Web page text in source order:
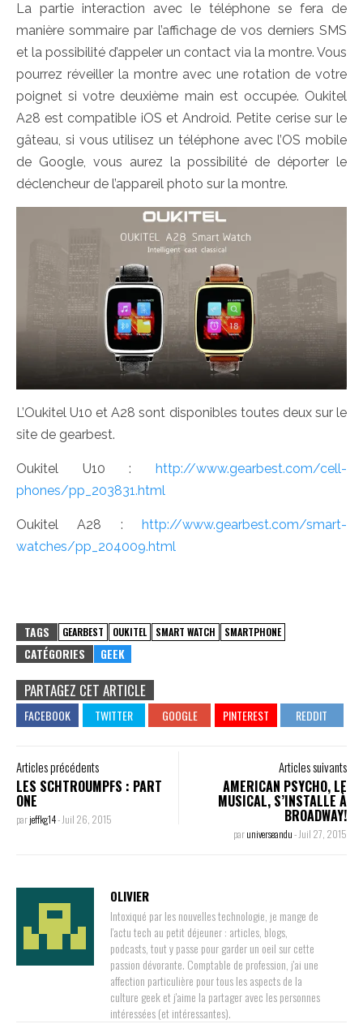
La partie interaction avec le téléphone se fera de
manière sommaire par l’affichage de vos derniers SMS
et la possibilité d’appeler un contact via la montre. Vous
pourrez réveiller la montre avec une rotation de votre
poignet si votre deuxième main est occupée. Oukitel
A28 est compatible iOS et Android. Petite cerise sur le
gâteau, si vous utilisez un téléphone avec l’OS mobile
de Google, vous aurez la possibilité de déporter le
déclencheur de l’appareil photo sur la montre.
L’Oukitel U10 et A28 sont disponibles toutes deux sur le
site de gearbest.
Oukitel U10 : http://www.gearbest.com/cell-
phones/pp_203831.html
Oukitel A28 : http://www.gearbest.com/smart-
watches/pp_204009.html
TAGS GEARBEST OUKITEL SMART WATCH SMARTPHONE
CATÉGORIES GEEK
PARTAGEZ CET ARTICLE
Articles précédents
LES SCHTROUMPFS : PART
ONE
parjeffkg14- Juil 26, 2015
Articles suivants
AMERICAN PSYCHO, LE
MUSICAL, S’INSTALLE À
BROADWAY!
paruniverseandu- Juil 27, 2015
OLIVIER
Intoxiqué par les nouvelles technologie, je mange de
l'actu tech au petit déjeuner : articles, blogs,
podcasts, tout y passe pour garder un oeil sur cette
passion dévorante. Comptable de profession, j'ai une
affection particulière pour tous les aspects de la
culture geek et j'aime la partager avec les personnes
intéressées (et intéressantes).